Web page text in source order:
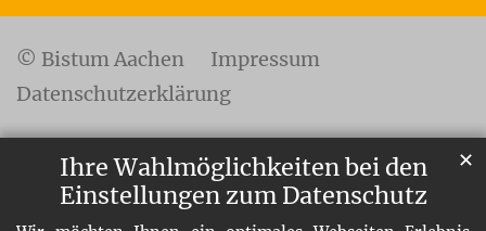
Ihre Wahlmöglichkeiten bei den
Einstellungen zum Datenschutz
✕
© Bistum Aachen
Impressum
Datenschutzerklärung